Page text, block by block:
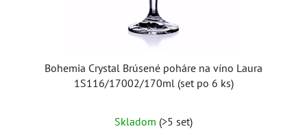
Bohemia Crystal Brúsené poháre na víno Laura
1S116/17002/170ml (set po 6 ks)
hodnotenie
Skladom (>5 set)